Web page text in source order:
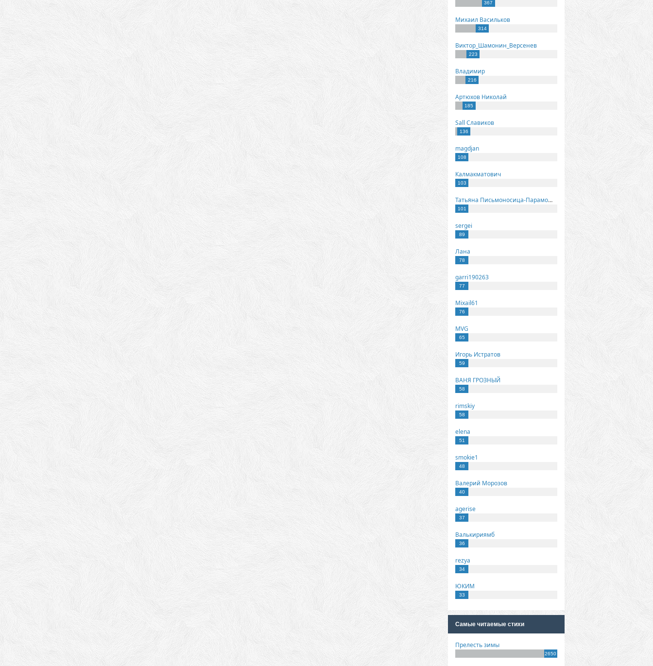
367
Михаил Васильков
314
Виктор_Шамонин_Версенев
223
Владимир
216
Артюхов Николай
185
Sall Славиков
136
magdjan
108
Калмакматович
103
Татьяна Письмоносица-Парамонова
101
sergei
89
Лана
78
garri190263
77
Mixail61
76
MVG
65
Игорь Истратов
59
ВАНЯ ГРОЗНЫЙ
58
rimskiy
58
elena
51
smokie1
48
Валерий Морозов
40
agerise
37
Валькириямб
36
rezya
34
ЮКИМ
33
Самые читаемые стихи
Прелесть зимы
2650